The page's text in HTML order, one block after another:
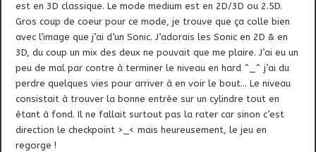
est en 3D classique. Le mode medium est en 2D/3D ou 2.5D.
Gros coup de coeur pour ce mode, je trouve que ça colle bien
avec l’image que j’ai d’un Sonic. J’adorais les Sonic en 2D & en
3D, du coup un mix des deux ne pouvait que me plaire. J’ai eu un
peu de mal par contre à terminer le niveau en hard ^_^ j’ai du
perdre quelques vies pour arriver à en voir le bout… Le niveau
consistait à trouver la bonne entrée sur un cylindre tout en
étant à fond. Il ne fallait surtout pas la rater car sinon c’est
direction le checkpoint >_< mais heureusement, le jeu en
regorge !